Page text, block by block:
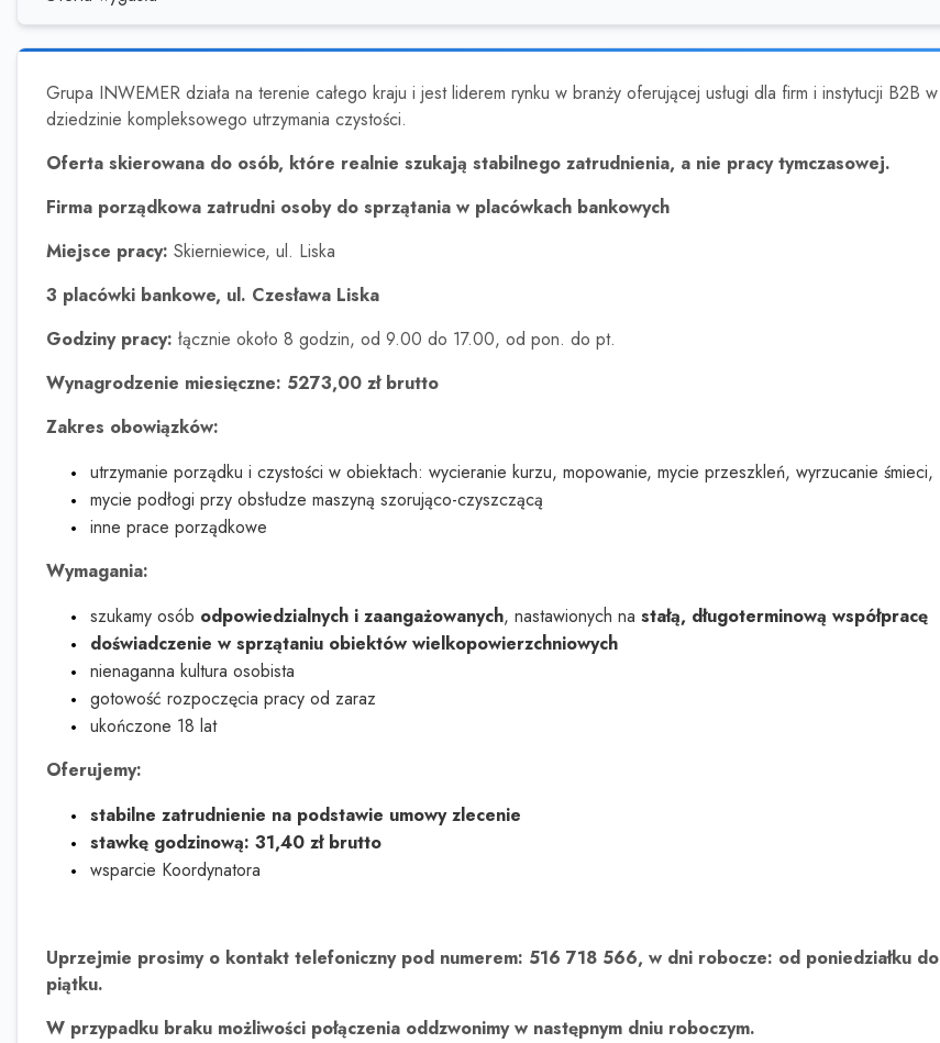
Grupa INWEMER działa na terenie całego kraju i jest liderem rynku w branży oferującej usługi dla firm i instytucji B2B w
dziedzinie kompleksowego utrzymania czystości.
Oferta skierowana do osób, które realnie szukają stabilnego zatrudnienia, a nie pracy tymczasowej.
Firma porządkowa zatrudni osoby do sprzątania w placówkach bankowych
Miejsce pracy: Skierniewice, ul. Liska
3 placówki bankowe, ul. Czesława Liska
Godziny pracy: łącznie około 8 godzin, od 9.00 do 17.00, od pon. do pt.
Wynagrodzenie miesięczne: 5273,00 zł brutto
Zakres obowiązków:
utrzymanie porządku i czystości w obiektach: wycieranie kurzu, mopowanie, mycie przeszkleń, wyrzucanie śmieci,
mycie podłogi przy obsłudze maszyną szorująco-czyszczącą
inne prace porządkowe
Wymagania:
szukamy osób odpowiedzialnych i zaangażowanych, nastawionych na stałą, długoterminową współpracę
doświadczenie w sprzątaniu obiektów wielkopowierzchniowych
nienaganna kultura osobista
gotowość rozpoczęcia pracy od zaraz
ukończone 18 lat
Oferujemy:
stabilne zatrudnienie na podstawie umowy zlecenie
stawkę godzinową: 31,40 zł brutto
wsparcie Koordynatora
Uprzejmie prosimy o kontakt telefoniczny pod numerem: 516 718 566, w dni robocze: od poniedziałku do
piątku.
W przypadku braku możliwości połączenia oddzwonimy w następnym dniu roboczym.